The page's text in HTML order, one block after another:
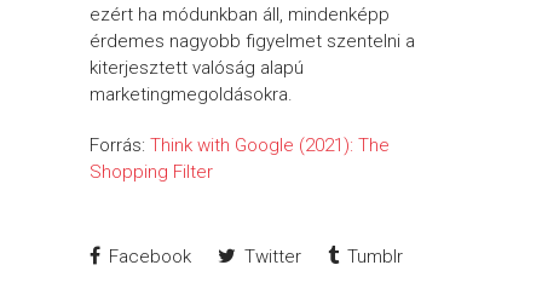
ezért ha módunkban áll, mindenképp
érdemes nagyobb figyelmet szentelni a
kiterjesztett valóság alapú
marketingmegoldásokra.
Forrás: Think with Google (2021): The
Shopping Filter
Facebook Twitter Tumblr